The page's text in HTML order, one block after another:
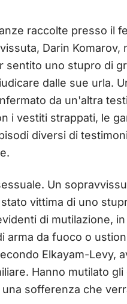
raccolte presso il
Darin Komarov,
uno stupro di
dalle sue urla.
da un'altra
i vestiti strappati, le
diversi di
Un
vittima di uno
di mutilazione,
da fuoco o
Elkayam-Levy,
Hanno mutilato
sofferenza che